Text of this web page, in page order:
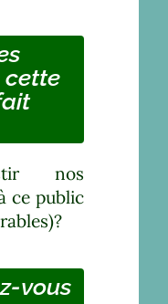
cette
nos
ce public
vous